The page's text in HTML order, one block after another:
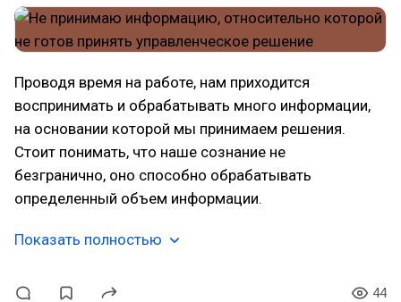
Проводя время на работе, нам приходится
воспринимать и обрабатывать много информации,
на основании которой мы принимаем решения.
Стоит понимать, что наше сознание не
безгранично, оно способно обрабатывать
определенный объем информации.
Показать полностью
44